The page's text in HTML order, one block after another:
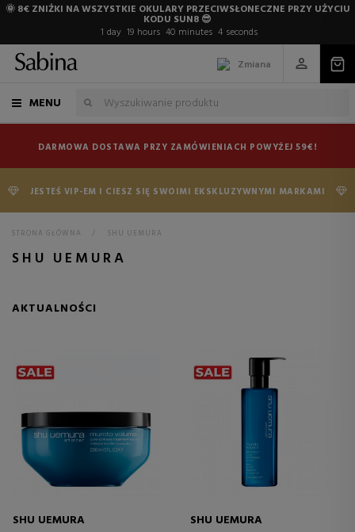
🌞 8€ ZNIŻKI NA WSZYSTKIE OKULARY PRZECIWSŁONECZNE PRZY UŻYCIU
KODU SUN8 😎
1 day 19 hours 40 minutes 4 seconds
Zmiana
MENU
DARMOWA DOSTAWA PRZY ZAMÓWIENIACH POWYŻEJ 59€!
JESTEŚ VIP-EM I CIESZ SIĘ SWOIMI EKSKLUZYWNYMI MARKAMI
STRONA GŁÓWNA > SHU UEMURA
SHU UEMURA
AKTUALNOŚCI
SHU UEMURA
SHU UEMURA